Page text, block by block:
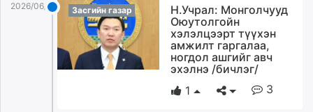
2026/06/30 Засгийн газар
Н.Учрал: Монголчууд
Оюутолгойн
хэлэлцээрт түүхэн
амжилт гаргалаа,
ногдол ашгийг авч
эхэлнэ /бичлэг/
1
3